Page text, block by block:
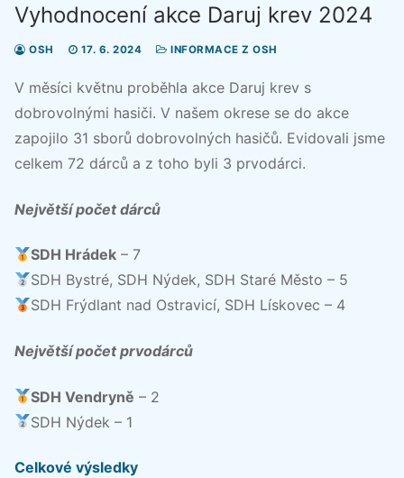
Vyhodnocení akce Daruj krev 2024
OSH 17. 6. 2024 INFORMACE Z OSH
V měsíci květnu proběhla akce Daruj krev s
dobrovolnými hasiči. V našem okrese se do akce
zapojilo 31 sborů dobrovolných hasičů. Evidovali jsme
celkem 72 dárců a z toho byli 3 prvodárci.
Největší počet dárců
SDH Hrádek – 7
SDH Bystré, SDH Nýdek, SDH Staré Město – 5
SDH Frýdlant nad Ostravicí, SDH Lískovec – 4
Největší počet prvodárců
SDH Vendryně – 2
SDH Nýdek – 1
Celkové výsledky